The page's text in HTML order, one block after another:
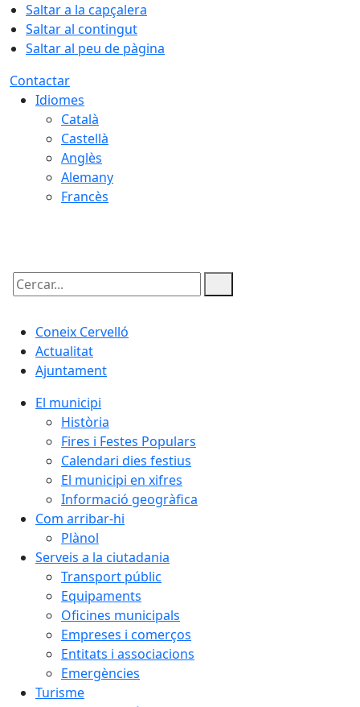
Saltar a la capçalera
Saltar al contingut
Saltar al peu de pàgina
Contactar
Idiomes
Català
Castellà
Anglès
Alemany
Francès
Cercar:
Coneix Cervelló
Actualitat
Ajuntament
El municipi
Història
Fires i Festes Populars
Calendari dies festius
El municipi en xifres
Informació geogràfica
Com arribar-hi
Plànol
Serveis a la ciutadania
Transport públic
Equipaments
Oficines municipals
Empreses i comerços
Entitats i associacions
Emergències
Turisme